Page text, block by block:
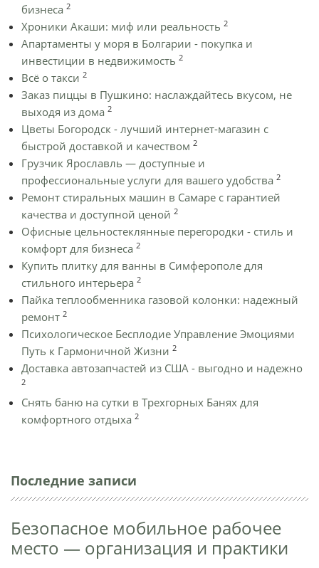
бизнеса 2
Хроники Акаши: миф или реальность 2
Апартаменты у моря в Болгарии - покупка и
инвестиции в недвижимость 2
Всё о такси 2
Заказ пиццы в Пушкино: наслаждайтесь вкусом, не
выходя из дома 2
Цветы Богородск - лучший интернет-магазин с
быстрой доставкой и качеством 2
Грузчик Ярославль — доступные и
профессиональные услуги для вашего удобства 2
Ремонт стиральных машин в Самаре с гарантией
качества и доступной ценой 2
Офисные цельностеклянные перегородки - стиль и
комфорт для бизнеса 2
Купить плитку для ванны в Симферополе для
стильного интерьера 2
Пайка теплообменника газовой колонки: надежный
ремонт 2
Психологическое Бесплодие Управление Эмоциями
Путь к Гармоничной Жизни 2
Доставка автозапчастей из США - выгодно и надежно
2
Снять баню на сутки в Трехгорных Банях для
комфортного отдыха 2
Последние записи
Безопасное мобильное рабочее
место — организация и практики